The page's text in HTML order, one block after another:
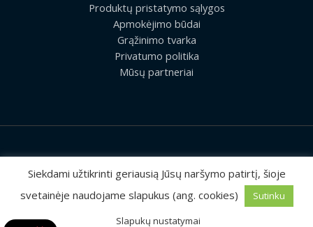
Produktų pristatymo sąlygos
Apmokėjimo būdai
Grąžinimo tvarka
Privatumo politika
Mūsų partneriai
2026 © Visos teisės saugomos | UAB „Rilis“
Sprendimas:MEDIAERN
Siekdami užtikrinti geriausią Jūsų naršymo patirtį, šioje
svetainėje naudojame slapukus (ang. cookies)
Sutinku
Slapukų nustatymai